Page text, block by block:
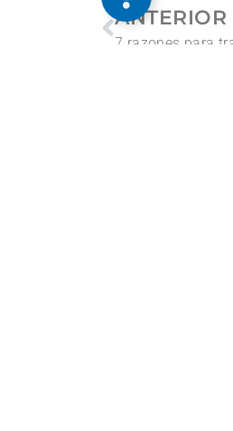
ANTERIOR
7 razones para